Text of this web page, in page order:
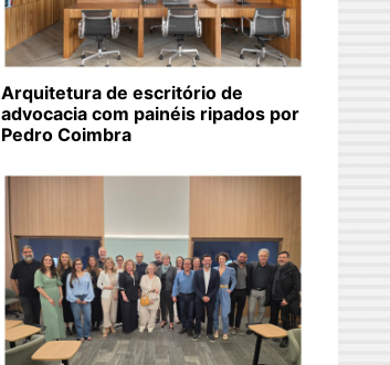
Arquitetura de escritório de
advocacia com painéis ripados por
Pedro Coimbra